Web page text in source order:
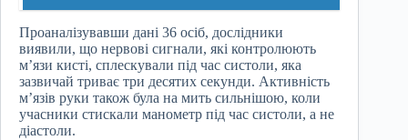
Проаналізувавши дані 36 осіб, дослідники
виявили, що нервові сигнали, які контролюють
м’язи кисті, сплескували під час систоли, яка
зазвичай триває три десятих секунди. Активність
м’язів руки також була на мить сильнішою, коли
учасники стискали манометр під час систоли, а не
діастоли.